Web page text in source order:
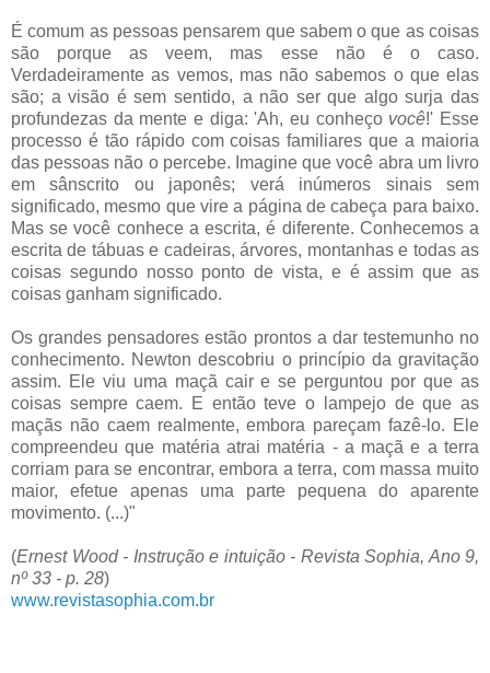
É comum as pessoas pensarem que sabem o que as coisas
são porque as veem, mas esse não é o caso.
Verdadeiramente as vemos, mas não sabemos o que elas
são; a visão é sem sentido, a não ser que algo surja das
profundezas da mente e diga: 'Ah, eu conheço você!' Esse
processo é tão rápido com coisas familiares que a maioria
das pessoas não o percebe. Imagine que você abra um livro
em sânscrito ou japonês; verá inúmeros sinais sem
significado, mesmo que vire a página de cabeça para baixo.
Mas se você conhece a escrita, é diferente. Conhecemos a
escrita de tábuas e cadeiras, árvores, montanhas e todas as
coisas segundo nosso ponto de vista, e é assim que as
coisas ganham significado.
Os grandes pensadores estão prontos a dar testemunho no
conhecimento. Newton descobriu o princípio da gravitação
assim. Ele viu uma maçã cair e se perguntou por que as
coisas sempre caem. E então teve o lampejo de que as
maçãs não caem realmente, embora pareçam fazê-lo. Ele
compreendeu que matéria atrai matéria - a maçã e a terra
corriam para se encontrar, embora a terra, com massa muito
maior, efetue apenas uma parte pequena do aparente
movimento. (...)"
(Ernest Wood - Instrução e intuição - Revista Sophia, Ano 9,
nº 33 - p. 28)
www.revistasophia.com.br